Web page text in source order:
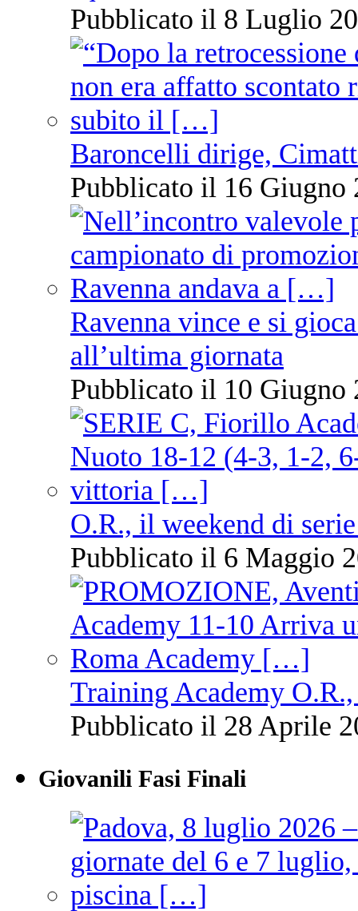
Pubblicato il 8 Luglio
Baroncelli dirige,
Pubblicato il 16 Giugno
Ravenna vince e si
all’ultima giornata
Pubblicato il 10 Giugno
O.R., il weekend di
Pubblicato il 6 Maggio
Training Academy
Pubblicato il 28 Aprile
Giovanili Fasi Finali